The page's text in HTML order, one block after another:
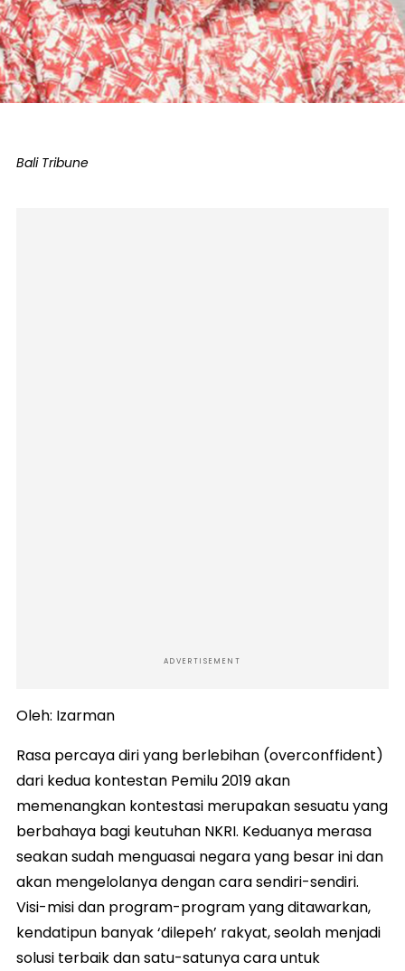
Bali Tribune
ADVERTISEMENT
Oleh: Izarman
Rasa percaya diri yang berlebihan (overconffident)
dari kedua kontestan Pemilu 2019 akan
memenangkan kontestasi merupakan sesuatu yang
berbahaya bagi keutuhan NKRI. Keduanya merasa
seakan sudah menguasai negara yang besar ini dan
akan mengelolanya dengan cara sendiri-sendiri.
Visi-misi dan program-program yang ditawarkan,
kendatipun banyak ‘dilepeh’ rakyat, seolah menjadi
solusi terbaik dan satu-satunya cara untuk